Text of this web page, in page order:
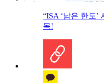
“ISA ‘남은 한도’
목!